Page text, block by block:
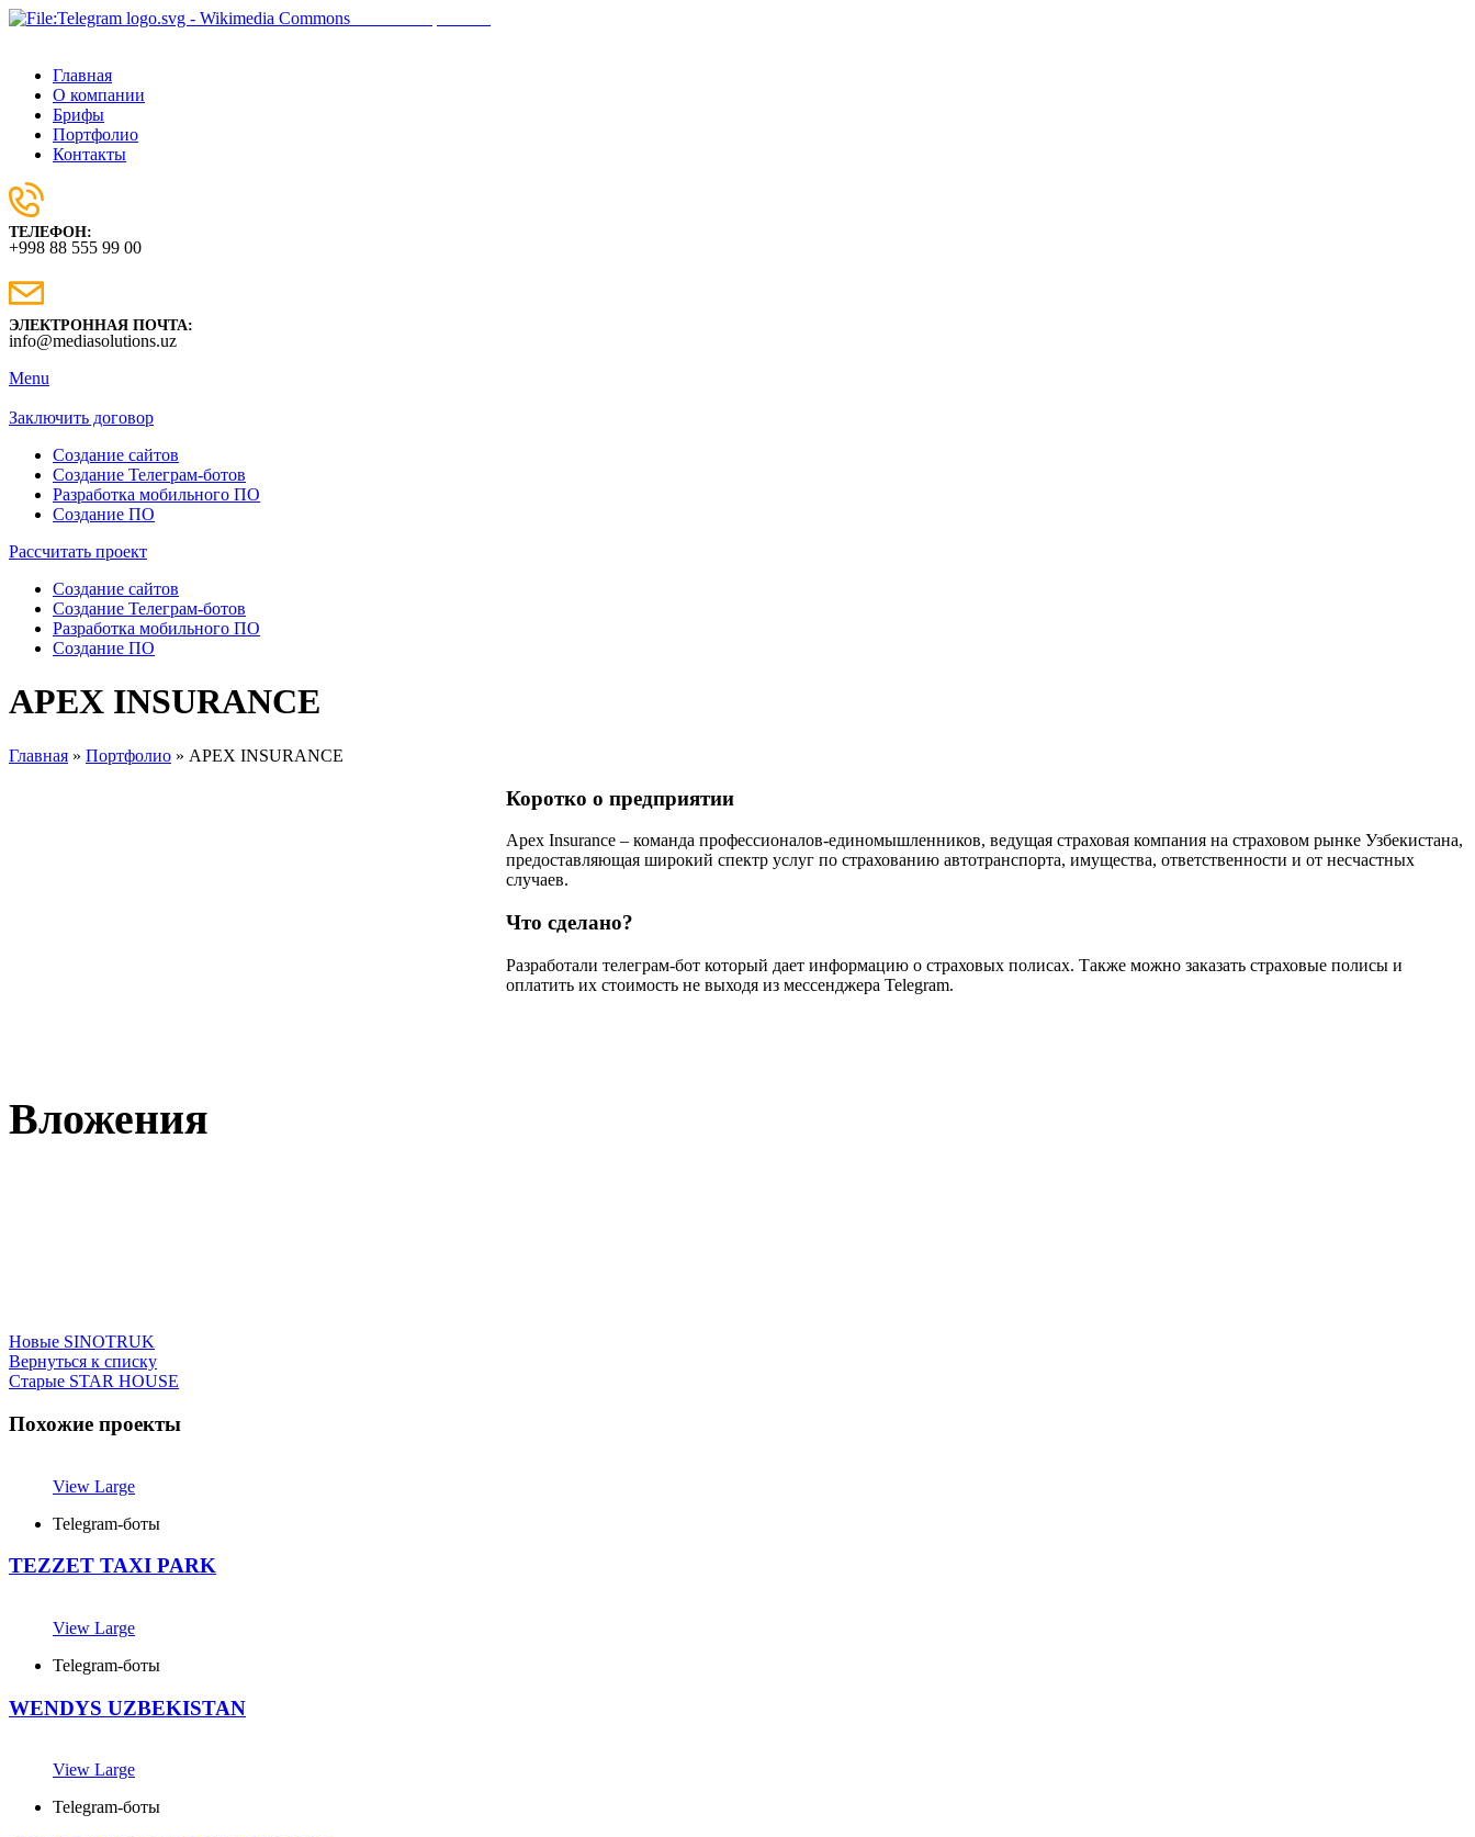
Главная
О компании
Брифы
Портфолио
Контакты
ТЕЛЕФОН:
+998 88 555 99 00
ЭЛЕКТРОННАЯ ПОЧТА:
info@mediasolutions.uz
Menu
Заключить договор
Создание сайтов
Создание Телеграм-ботов
Разработка мобильного ПО
Создание ПО
Рассчитать проект
Создание сайтов
Создание Телеграм-ботов
Разработка мобильного ПО
Создание ПО
APEX INSURANCE
Главная » Портфолио » APEX INSURANCE
Коротко о предприятии
Apex Insurance – команда профессионалов-единомышленников, ведущая страховая компания на страховом рынке Узбекистана,
предоставляющая широкий спектр услуг по страхованию автотранспорта, имущества, ответственности и от несчастных
случаев.
Что сделано?
Разработали телеграм-бот который дает информацию о страховых полисах. Также можно заказать страховые полисы и
оплатить их стоимость не выходя из мессенджера Telegram.
Вложения
Новые SINOTRUK
Вернуться к списку
Старые STAR HOUSE
Похожие проекты
View Large
Telegram-боты
TEZZET TAXI PARK
View Large
Telegram-боты
WENDYS UZBEKISTAN
View Large
Telegram-боты